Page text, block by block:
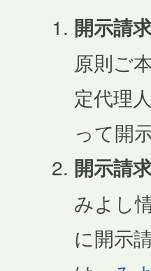
開示請
原則ご
定代理
って開
開示請
みよし
に開示